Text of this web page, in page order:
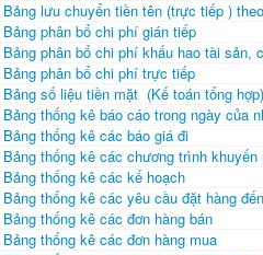
Bảng lưu chuyển tiền tên (trực tiếp )
Bảng phân bổ chi phí gián tiếp
Bảng phân bổ chi phí khấu hao tài sản,
Bảng phân bổ chi phí trực tiếp
Bảng số liệu tiền mặt (Kế toán tổng hợp)
Bảng thống kê báo cáo trong ngày của
Bảng thống kê các báo giá đi
Bảng thống kê các chương trình khuyến
Bảng thống kê các kế hoạch
Bảng thống kê các yêu cầu đặt hàng đến
Bảng thống kê các đơn hàng bán
Bảng thống kê các đơn hàng mua